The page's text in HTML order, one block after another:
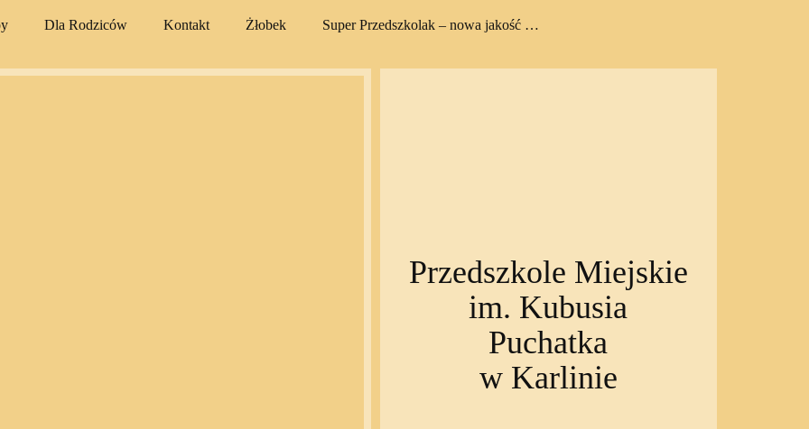
Dla Rodziców Kontakt Żłobek Super Przedszkolak – nowa jakość …
Przedszkole Miejskie
im. Kubusia
Puchatka
w Karlinie